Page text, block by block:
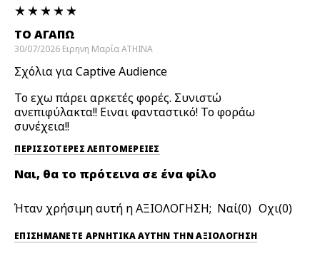
ΤΟ ΑΓΑΠΏ
30/07/2026 Ειρηνη ΜαρίαATHINA
Σχόλια για Captive Audience
Το εχω πάρει αρκετές φορές. Συνιστώ
ανεπιφύλακτα!! Ειναι φανταστικό! Το φοράω
συνέχεια!!
ΠΕΡΙΣΣΌΤΕΡΕΣ ΛΕΠΤΟΜΈΡΕΙΕΣ
Ναι, θα το πρότεινα σε ένα φίλο
Ήταν χρήσιμη αυτή η ΑΞΙΟΛΟΓΗΣΗ; 0 0
ΕΠΙΣΗΜΆΝΕΤΕ ΑΡΝΗΤΙΚΆ ΑΥΤΉΝ ΤΗΝ ΑΞΙΟΛΟΓΗΣΗ